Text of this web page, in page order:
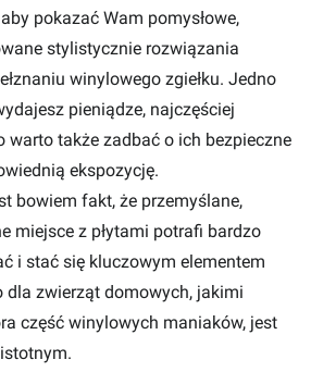
pokazać Wam pomysłowe,
stylistycznie rozwiązania
winylowego zgiełku. Jedno
pieniądze, najczęściej
warto także zadbać o ich bezpieczne
ekspozycję.
bowiem fakt, że przemyślane,
miejsce z płytami potrafi bardzo
i stać się kluczowym elementem
dla zwierząt domowych, jakimi
część winylowych maniaków, jest